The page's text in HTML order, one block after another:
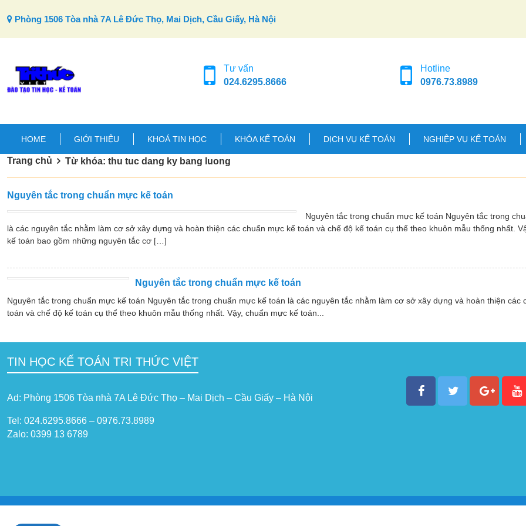
Phòng 1506 Tòa nhà 7A Lê Đức Thọ, Mai Dịch, Cầu Giấy, Hà Nội
Tư vấn
024.6295.8666
Hotline
0976.73.8989
HOME GIỚI THIỆU KHOÁ TIN HỌC KHÓA KẾ TOÁN DỊCH VỤ KẾ TOÁN NGHIỆP VỤ KẾ TOÁN
Trang chủ Từ khóa: thu tuc dang ky bang luong
Nguyên tắc trong chuẩn mực kế toán
Nguyên tắc trong chuẩn mực kế toán Nguyên tắc trong
là các nguyên tắc nhằm làm cơ sở xây dựng và hoàn thiện các chuẩn mực kế toán và chế độ kế toán cụ thể theo khuôn mẫu thống nhất.
kế toán bao gồm những nguyên tắc cơ […]
Nguyên tắc trong chuẩn mực kế toán
Nguyên tắc trong chuẩn mực kế toán Nguyên tắc trong chuẩn mực kế toán là các nguyên tắc nhằm làm cơ sở xây dựng và hoàn thiện các
toán và chế độ kế toán cụ thể theo khuôn mẫu thống nhất. Vậy, chuẩn mực kế toán...
TIN HỌC KẾ TOÁN TRI THỨC VIỆT
Ad: Phòng 1506 Tòa nhà 7A Lê Đức Thọ – Mai Dịch – Cầu Giấy – Hà Nội
Tel: 024.6295.8666 – 0976.73.8989
Zalo: 0399 13 6789